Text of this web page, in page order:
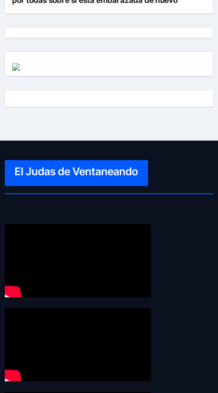
El Judas de Ventaneando